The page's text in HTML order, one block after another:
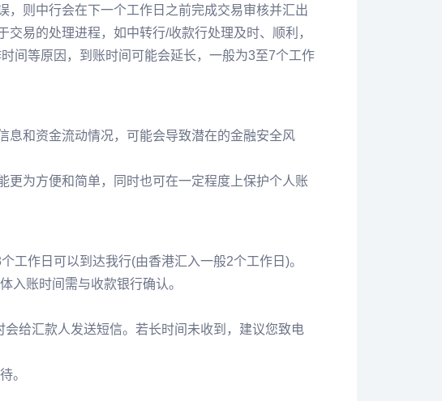
则中行会在下一个工作日之前完成交易审核并汇出
易的处理进程，如中转行/收款行处理及时、顺利，
间等原因，到账时间可能会延长，一般为3至7个工作
息和资金流动情况，可能会导致潜在的金融安全风
更为方便和简单，同时也可在一定程度上保护个人账
工作日可以到达我行(由香港汇入一般2个工作日)。
入账时间需与收款银行确认。
给汇款人发送短信。若长时间未收到，建议您致电
。